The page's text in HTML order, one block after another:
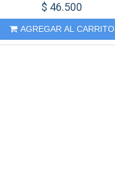
$ 46.500
AGREGAR AL CARRITO